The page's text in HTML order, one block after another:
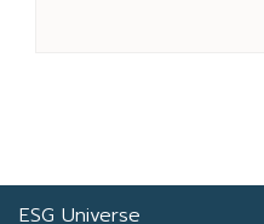
ESG Universe